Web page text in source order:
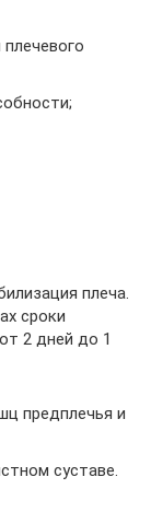
плеча.
сроки
2 дней до 1
предплечья и
суставе.